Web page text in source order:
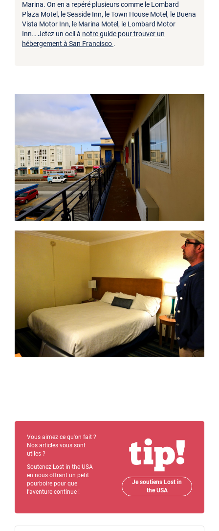
Marina. On en a repéré plusieurs comme le Lombard
Plaza Motel, le Seaside Inn, le Town House Motel, le Buena
Vista Motor Inn, le Marina Motel, le Lombard Motor
Inn… Jetez un oeil à notre guide pour trouver un
hébergement à San Francisco .
Vous aimez ce qu'on fait ?
Nos articles vous sont
utiles ?
Soutenez Lost in the USA
en nous offrant un petit
pourboire pour que
l'aventure continue !
Je soutiens Lost in
the USA